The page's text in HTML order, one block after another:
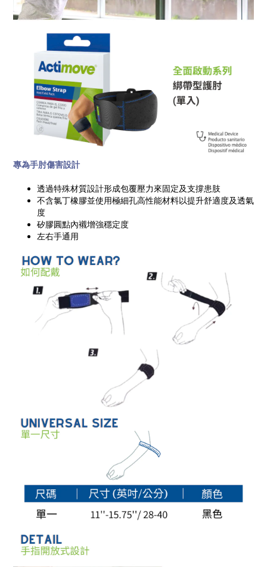
專為手肘傷害設計
透過特殊材質設計形成包覆壓力來固定及支撐患肢
不含氯丁橡膠並使用極細孔高性能材料以提升舒適度及透氣
度
矽膠圓點內襯增強穩定度
左右手通用